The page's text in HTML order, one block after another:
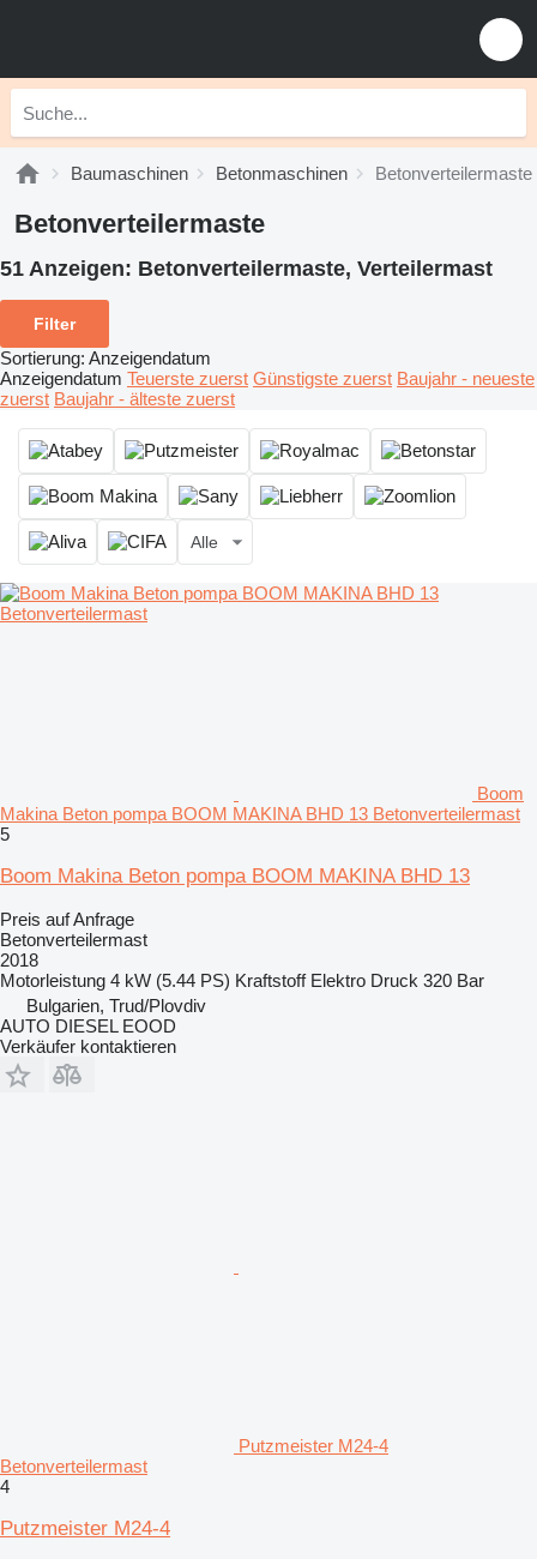
Baumaschinen Betonmaschinen Betonverteilermaste
Betonverteilermaste
51 Anzeigen: Betonverteilermaste, Verteilermast
Filter
Sortierung: Anzeigendatum
Anzeigendatum Teuerste zuerst Günstigste zuerst Baujahr - neueste
zuerst Baujahr - älteste zuerst
Alle
Boom
Makina Beton pompa BOOM MAKINA BHD 13 Betonverteilermast
5
Boom Makina Beton pompa BOOM MAKINA BHD 13
Preis auf Anfrage
Betonverteilermast
2018
Motorleistung 4 kW (5.44 PS) Kraftstoff Elektro Druck 320 Bar
Bulgarien, Trud/Plovdiv
AUTO DIESEL EOOD
Verkäufer kontaktieren
Putzmeister M24-4
Betonverteilermast
4
Putzmeister M24-4